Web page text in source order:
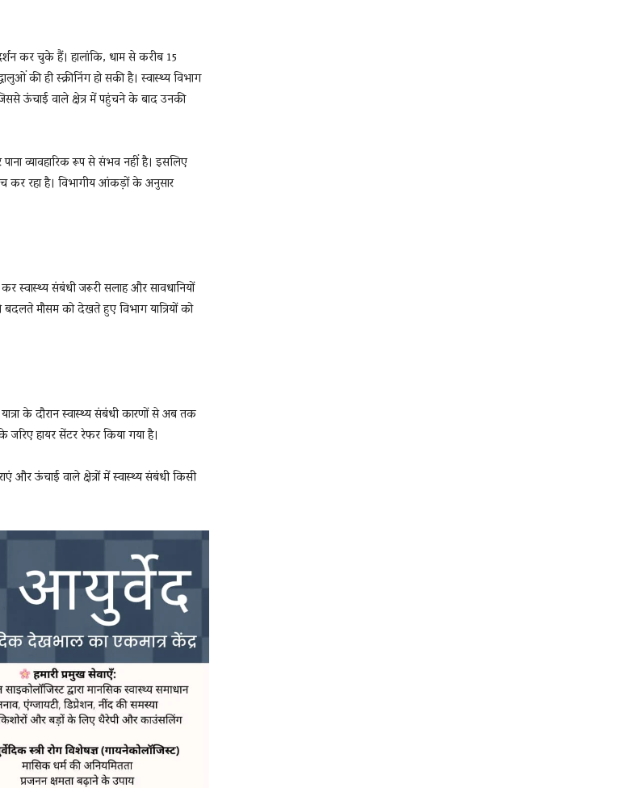
कर चुके हैं। हालांकि, धाम से करीब 15
की ही स्क्रीनिंग हो सकी है। स्वास्थ्य विभाग
ऊंचाई वाले क्षेत्र में पहुंचने के बाद उनकी
व्यावहारिक रूप से संभव नहीं है। इसलिए
कर रहा है। विभागीय आंकड़ों के अनुसार
कर स्वास्थ्य संबंधी जरूरी सलाह और सावधानियों
मौसम को देखते हुए विभाग यात्रियों को
के दौरान स्वास्थ्य संबंधी कारणों से अब तक
जरिए हायर सेंटर रेफर किया गया है।
और ऊंचाई वाले क्षेत्रों में स्वास्थ्य संबंधी किसी